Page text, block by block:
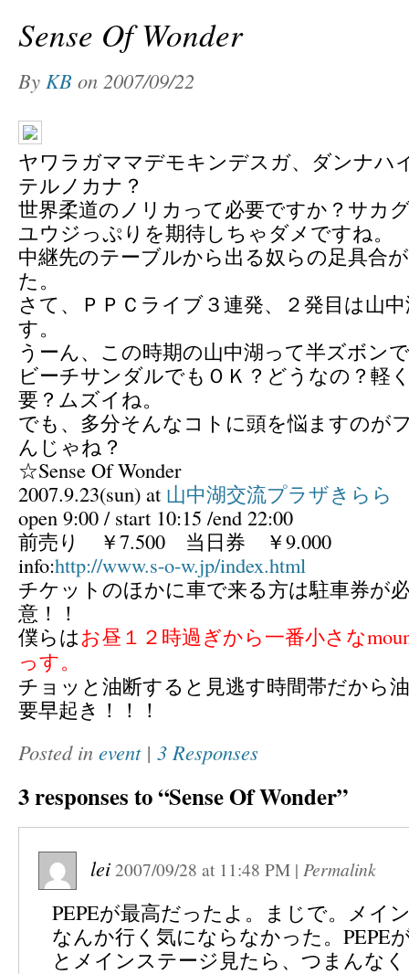
Sense Of Wonder
By KB on 2007/09/22
ヤワラガママデモキンデスガ、ダンナハ
テルノカナ？
世界柔道のノリカって必要ですか？サカ
ユウジっぷりを期待しちゃダメですね。
中継先のテーブルから出る奴らの足具合
た。
さて、ＰＰＣライブ３連発、２発目は山
す。
うーん、この時期の山中湖って半ズボン
ビーチサンダルでもＯＫ？どうなの？軽
要？ムズイね。
でも、多分そんなコトに頭を悩ますのが
んじゃね？
☆Sense Of Wonder
2007.9.23(sun) at 山中湖交流プラザきらら
open 9:00 / start 10:15 /end 22:00
前売り ￥7.500 当日券 ￥9.000
info:http://www.s-o-w.jp/index.html
チケットのほかに車で来る方は駐車券が
意！！
僕らはお昼１２時過ぎから一番小さな
っす。
チョッと油断すると見逃す時間帯だから
要早起き！！！
Posted in event| 3 Responses
3 responses to “Sense Of Wonder”
lei2007/09/28 at 11:48 PM | Permalink
PEPEが最高だったよ。まじで。メイ
なんか行く気にならなかった。PEPE
とメインステージ見たら、つまんな